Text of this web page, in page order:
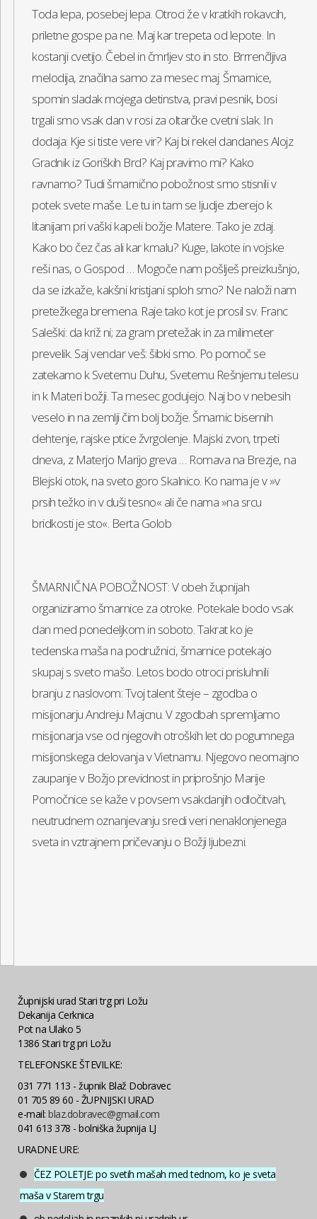
Toda lepa, posebej lepa. Otroci že v kratkih rokavcih,
priletne gospe pa ne. Maj kar trepeta od lepote. In
kostanji cvetijo. Čebel in čmrljev sto in sto. Brrrenčljiva
melodija, značilna samo za mesec maj. Šmarnice,
spomin sladak mojega detinstva, pravi pesnik, bosi
trgali smo vsak dan v rosi za oltarčke cvetni slak. In
dodaja: Kje si tiste vere vir? Kaj bi rekel dandanes Alojz
Gradnik iz Goriških Brd? Kaj pravimo mi? Kako
ravnamo? Tudi šmarnično pobožnost smo stisnili v
potek svete maše. Le tu in tam se ljudje zberejo k
litanijam pri vaški kapeli božje Matere. Tako je zdaj.
Kako bo čez čas ali kar kmalu? Kuge, lakote in vojske
reši nas, o Gospod … Mogoče nam pošlješ preizkušnjo,
da se izkaže, kakšni kristjani sploh smo? Ne naloži nam
pretežkega bremena. Raje tako kot je prosil sv. Franc
Saleški: da križ ni; za gram pretežak in za milimeter
prevelik. Saj vendar veš: šibki smo. Po pomoč se
zatekamo k Svetemu Duhu, Svetemu Rešnjemu telesu
in k Materi božji. Ta mesec godujejo. Naj bo v nebesih
veselo in na zemlji čim bolj božje. Šmarnic bisernih
dehtenje, rajske ptice žvrgolenje. Majski zvon, trpeti
dneva, z Materjo Marijo greva … Romava na Brezje, na
Blejski otok, na sveto goro Skalnico. Ko nama je v »v
prsih težko in v duši tesno« ali če nama »na srcu
bridkosti je sto«. Berta Golob
ŠMARNIČNA POBOŽNOST: V obeh župnijah
organiziramo šmarnice za otroke. Potekale bodo vsak
dan med ponedeljkom in soboto. Takrat ko je
tedenska maša na podružnici, šmarnice potekajo
skupaj s sveto mašo. Letos bodo otroci prisluhnili
branju z naslovom: Tvoj talent šteje – zgodba o
misijonarju Andreju Majcnu. V zgodbah spremljamo
misijonarja vse od njegovih otroških let do pogumnega
misijonskega delovanja v Vietnamu. Njegovo neomajno
zaupanje v Božjo previdnost in priprošnjo Marije
Pomočnice se kaže v povsem vsakdanjih odločitvah,
neutrudnem oznanjevanju sredi veri nenaklonjenega
sveta in vztrajnem pričevanju o Božji ljubezni.
Župnijski urad Stari trg pri Ložu
Dekanija Cerknica
Pot na Ulako 5
1386 Stari trg pri Ložu
TELEFONSKE ŠTEVILKE:
031 771 113 - župnik Blaž Dobravec
01 705 89 60 - ŽUPNIJSKI URAD
e-mail: blaz.dobravec@gmail.com
041 613 378 - bolniška župnija LJ
URADNE URE:
ČEZ POLETJE: po svetih mašah med tednom, ko je sveta
maša v Starem trgu